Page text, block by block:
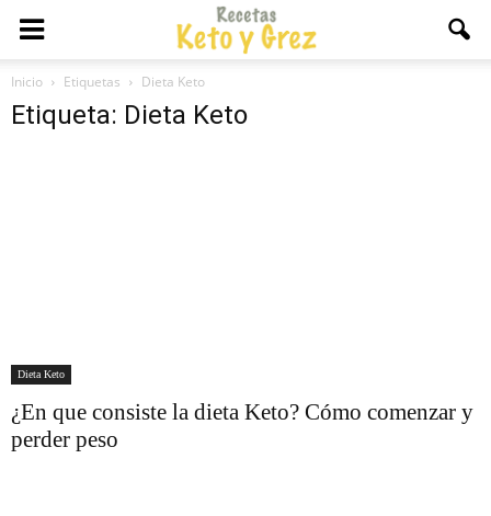
Inicio Etiquetas Dieta Keto
Etiqueta: Dieta Keto
Dieta Keto
¿En que consiste la dieta Keto? Cómo comenzar y
perder peso